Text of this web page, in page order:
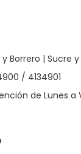
Borrero | Sucre
/ 4134901
de Lunes a